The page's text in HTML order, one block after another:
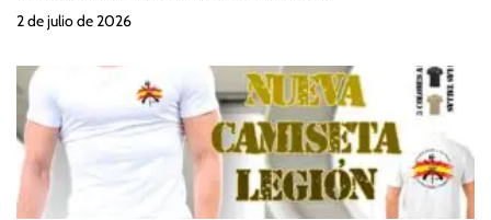
2 de julio de 2026